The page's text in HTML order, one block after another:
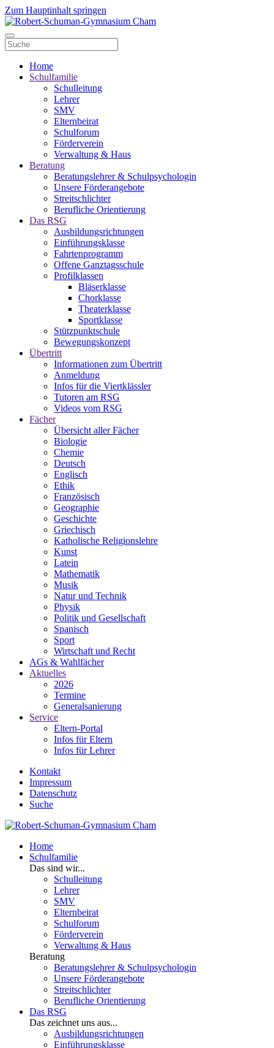
Zum Hauptinhalt springen
Home
Schulfamilie
Schulleitung
Lehrer
SMV
Elternbeirat
Schulforum
Förderverein
Verwaltung & Haus
Beratung
Beratungslehrer & Schulpsychologin
Unsere Förderangebote
Streitschlichter
Berufliche Orientierung
Das RSG
Ausbildungsrichtungen
Einführungsklasse
Fahrtenprogramm
Offene Ganztagsschule
Profilklassen
Bläserklasse
Chorklasse
Theaterklasse
Sportklasse
Stützpunktschule
Bewegungskonzept
Übertritt
Informationen zum Übertritt
Anmeldung
Infos für die Viertklässler
Tutoren am RSG
Videos vom RSG
Fächer
Übersicht aller Fächer
Biologie
Chemie
Deutsch
Englisch
Ethik
Französisch
Geographie
Geschichte
Griechisch
Katholische Religionslehre
Kunst
Latein
Mathematik
Musik
Natur und Technik
Physik
Politik und Gesellschaft
Spanisch
Sport
Wirtschaft und Recht
AGs & Wahlfächer
Aktuelles
2026
Termine
Generalsanierung
Service
Eltern-Portal
Infos für Eltern
Infos für Lehrer
Kontakt
Impressum
Datenschutz
Suche
Home
Schulfamilie
Das sind wir...
Schulleitung
Lehrer
SMV
Elternbeirat
Schulforum
Förderverein
Verwaltung & Haus
Beratung
Beratungslehrer & Schulpsychologin
Unsere Förderangebote
Streitschlichter
Berufliche Orientierung
Das RSG
Das zeichnet uns aus...
Ausbildungsrichtungen
Einführungsklasse